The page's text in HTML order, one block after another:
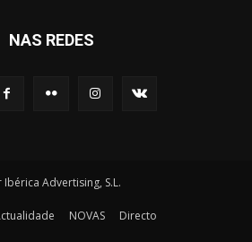
NAS REDES
Advertising, S.L.
NOVAS
Directo